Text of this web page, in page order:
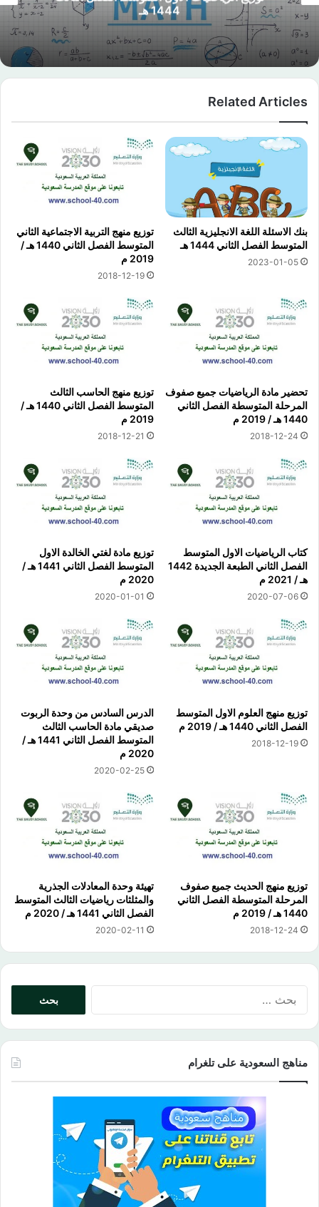
1444 هـ
Related Articles
بنك الاسئلة اللغة الانجليزية الثالث
المتوسط الفصل الثاني 1444 هـ
2023-01-05
توزيع منهج التربية الاجتماعية الثاني
المتوسط الفصل الثاني 1440 هـ /
2019 م
2018-12-19
تحضير مادة الرياضيات جميع صفوف
المرحلة المتوسطة الفصل الثاني
1440 هـ / 2019 م
2018-12-24
توزيع منهج الحاسب الثالث
المتوسط الفصل الثاني 1440 هـ /
2019 م
2018-12-21
كتاب الرياضيات الاول المتوسط
الفصل الثاني الطبعة الجديدة 1442
هـ / 2021 م
2020-07-06
توزيع مادة لغتي الخالدة الاول
المتوسط الفصل الثاني 1441 هـ /
2020 م
2020-01-01
توزيع منهج العلوم الاول المتوسط
الفصل الثاني 1440 هـ / 2019 م
2018-12-19
الدرس السادس من وحدة الربوت
صديقي مادة الحاسب الثالث
المتوسط الفصل الثاني 1441 هـ /
2020 م
2020-02-25
توزيع منهج الحديث جميع صفوف
المرحلة المتوسطة الفصل الثاني
1440 هـ / 2019 م
2018-12-24
تهيئة وحدة المعادلات الجذرية
والمثلثات رياضيات الثالث المتوسط
الفصل الثاني 1441 هـ / 2020 م
2020-02-11
مناهج السعودية على تلغرام